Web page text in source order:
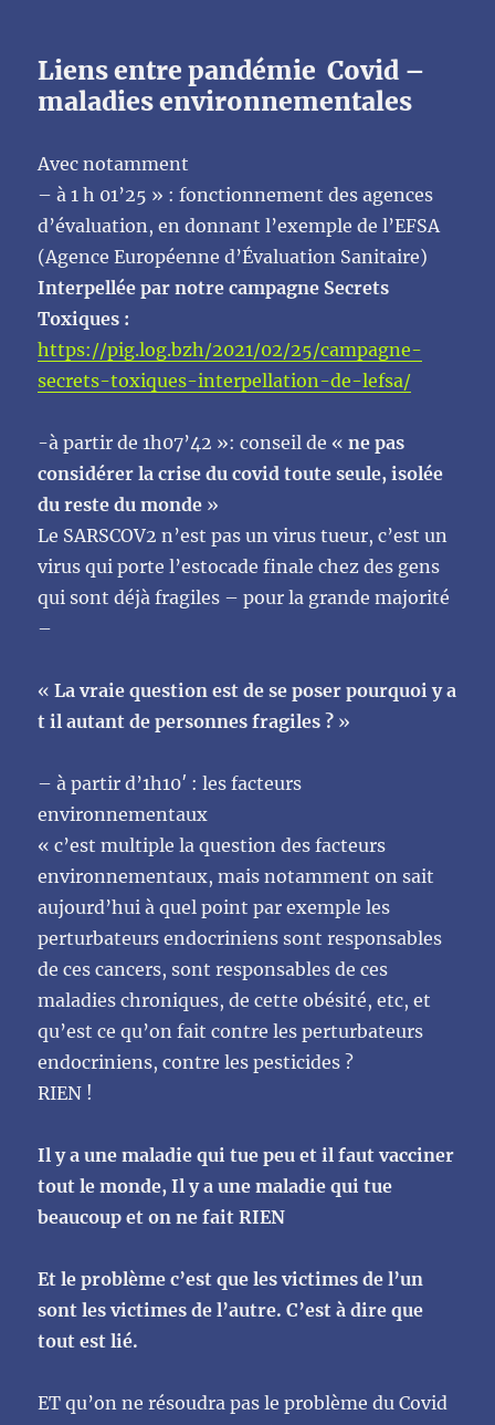
Liens entre pandémie Covid –
maladies environnementales
Avec notamment
– à 1 h 01’25 » : fonctionnement des agences
d’évaluation, en donnant l’exemple de l’EFSA
(Agence Européenne d’Évaluation Sanitaire)
Interpellée par notre campagne Secrets
Toxiques :
https://pig.log.bzh/2021/02/25/campagne-
secrets-toxiques-interpellation-de-lefsa/
-à partir de 1h07’42 »: conseil de «ne pas
considérer la crise du covid toute seule, isolée
du reste du monde »
Le SARSCOV2 n’est pas un virus tueur, c’est un
virus qui porte l’estocade finale chez des gens
qui sont déjà fragiles – pour la grande majorité
–
«La vraie question est de se poser pourquoi y a
t il autant de personnes fragiles ? »
– à partir d’1h10′ : les facteurs
environnementaux
« c’est multiple la question des facteurs
environnementaux, mais notamment on sait
aujourd’hui à quel point par exemple les
perturbateurs endocriniens sont responsables
de ces cancers, sont responsables de ces
maladies chroniques, de cette obésité, etc, et
qu’est ce qu’on fait contre les perturbateurs
endocriniens, contre les pesticides ?
RIEN !
Il y a une maladie qui tue peu et il faut vacciner
tout le monde, Il y a une maladie qui tue
beaucoup et on ne fait RIEN
Et le problème c’est que les victimes de l’un
sont les victimes de l’autre. C’est à dire que
tout est lié.
ET qu’on ne résoudra pas le problème du Covid